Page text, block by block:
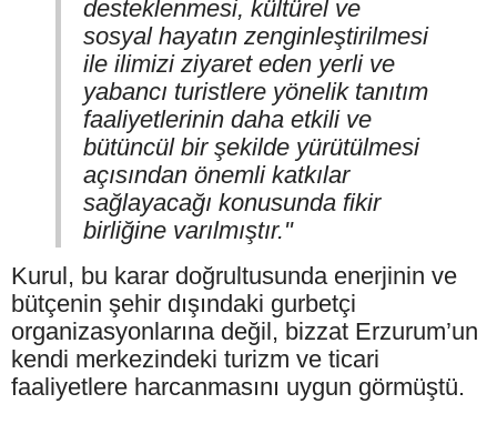
desteklenmesi, kültürel ve
sosyal hayatın zenginleştirilmesi
ile ilimizi ziyaret eden yerli ve
yabancı turistlere yönelik tanıtım
faaliyetlerinin daha etkili ve
bütüncül bir şekilde yürütülmesi
açısından önemli katkılar
sağlayacağı konusunda fikir
birliğine varılmıştır."
Kurul, bu karar doğrultusunda enerjinin ve
bütçenin şehir dışındaki gurbetçi
organizasyonlarına değil, bizzat Erzurum’un
kendi merkezindeki turizm ve ticari
faaliyetlere harcanmasını uygun görmüştü.